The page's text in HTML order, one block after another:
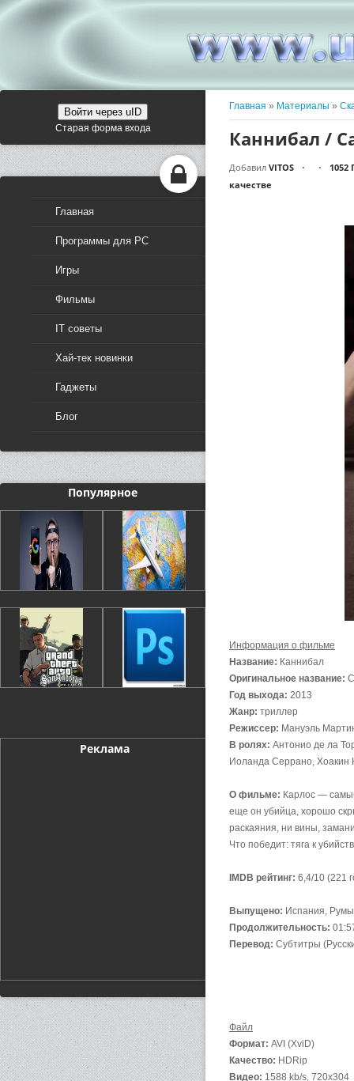
Войти через uID
Старая форма входа
Главная
Программы для PC
Игры
Фильмы
IT советы
Хай-тек новинки
Гаджеты
Блог
Популярное
Реклама
Главная » Материалы »
Каннибал /
Добавил VITOS • •
1052
качестве
Информация о фильме
Название: Каннибал
Оригинальное название:
Год выхода: 2013
Жанр: триллер
Режиссер: Мануэль
В ролях: Антонио де ла
Иоланда Серрано, Хоакин
О фильме: Карлос —
еще он убийца, хорошо
раскаяния, ни вины,
Что победит: тяга к
IMDB рейтинг: 6,4/10 (221
Выпущено: Испания,
Продолжительность:
Перевод: Субтитры
Файл
Формат: AVI (XviD)
Качество: HDRip
Видео: 1588 kb/s, 720x304